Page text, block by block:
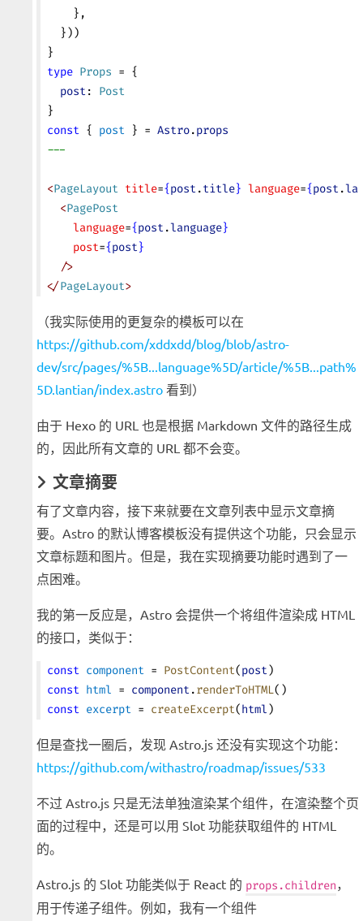
    },
  }))
}
type Props = {
  post
: Post
}
const { post } = Astro.props
---
<PageLayout title={post .title} language={post .
  <
PagePost
    language
={post .language}
    post
={post}
  />
</PageLayout>
（我实际使用的更复杂的模板可以在
https://github.com/xddxdd/blog/blob/astro-
dev/src/pages/%5B...language%5D/article/%5B...path%
5D.lantian/index.astro 看到）
由于 Hexo 的 URL 也是根据 Markdown 文件的路径生成
的，因此所有文章的 URL 都不会变。
文章摘要
有了文章内容，接下来就要在文章列表中显示文章摘
要。Astro 的默认博客模板没有提供这个功能，只会显示
文章标题和图片。但是，我在实现摘要功能时遇到了一
点困难。
我的第一反应是，Astro 会提供一个将组件渲染成 HTML
的接口，类似于：
const component = PostContent(post)
const html = component .renderToHTML()
const excerpt = createExcerpt(html)
但是查找一圈后，发现 Astro.js 还没有实现这个功能：
https://github.com/withastro/roadmap/issues/533
不过 Astro.js 只是无法单独渲染某个组件，在渲染整个页
面的过程中，还是可以用 Slot 功能获取组件的 HTML
的。
Astro.js 的 Slot 功能类似于 React 的 props.children，
用于传递子组件。例如，我有一个组件